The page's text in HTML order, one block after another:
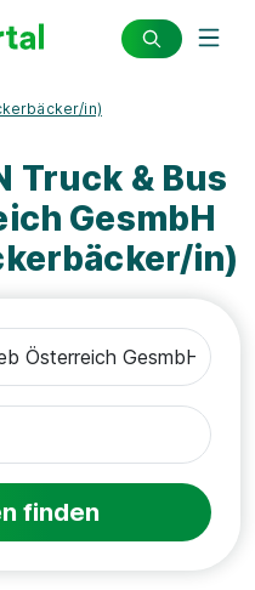
in)
Truck & Bus
GesmbH
in)
finden